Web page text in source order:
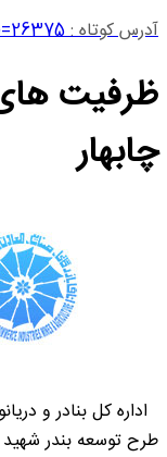
آدرس کوتاه :
ظرفیت
چابهار
اداره کل بنادر و
طرح توسعه بندر شهید